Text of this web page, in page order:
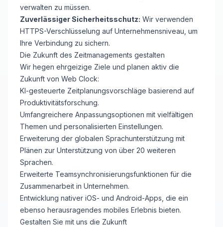
verwalten zu müssen.
Zuverlässiger Sicherheitsschutz: Wir verwenden
HTTPS-Verschlüsselung auf Unternehmensniveau, um
Ihre Verbindung zu sichern.
Die Zukunft des Zeitmanagements gestalten
Wir hegen ehrgeizige Ziele und planen aktiv die
Zukunft von Web Clock:
KI-gesteuerte Zeitplanungsvorschläge basierend auf
Produktivitätsforschung.
Umfangreichere Anpassungsoptionen mit vielfältigen
Themen und personalisierten Einstellungen.
Erweiterung der globalen Sprachunterstützung mit
Plänen zur Unterstützung von über 20 weiteren
Sprachen.
Erweiterte Teamsynchronisierungsfunktionen für die
Zusammenarbeit in Unternehmen.
Entwicklung nativer iOS- und Android-Apps, die ein
ebenso herausragendes mobiles Erlebnis bieten.
Gestalten Sie mit uns die Zukunft